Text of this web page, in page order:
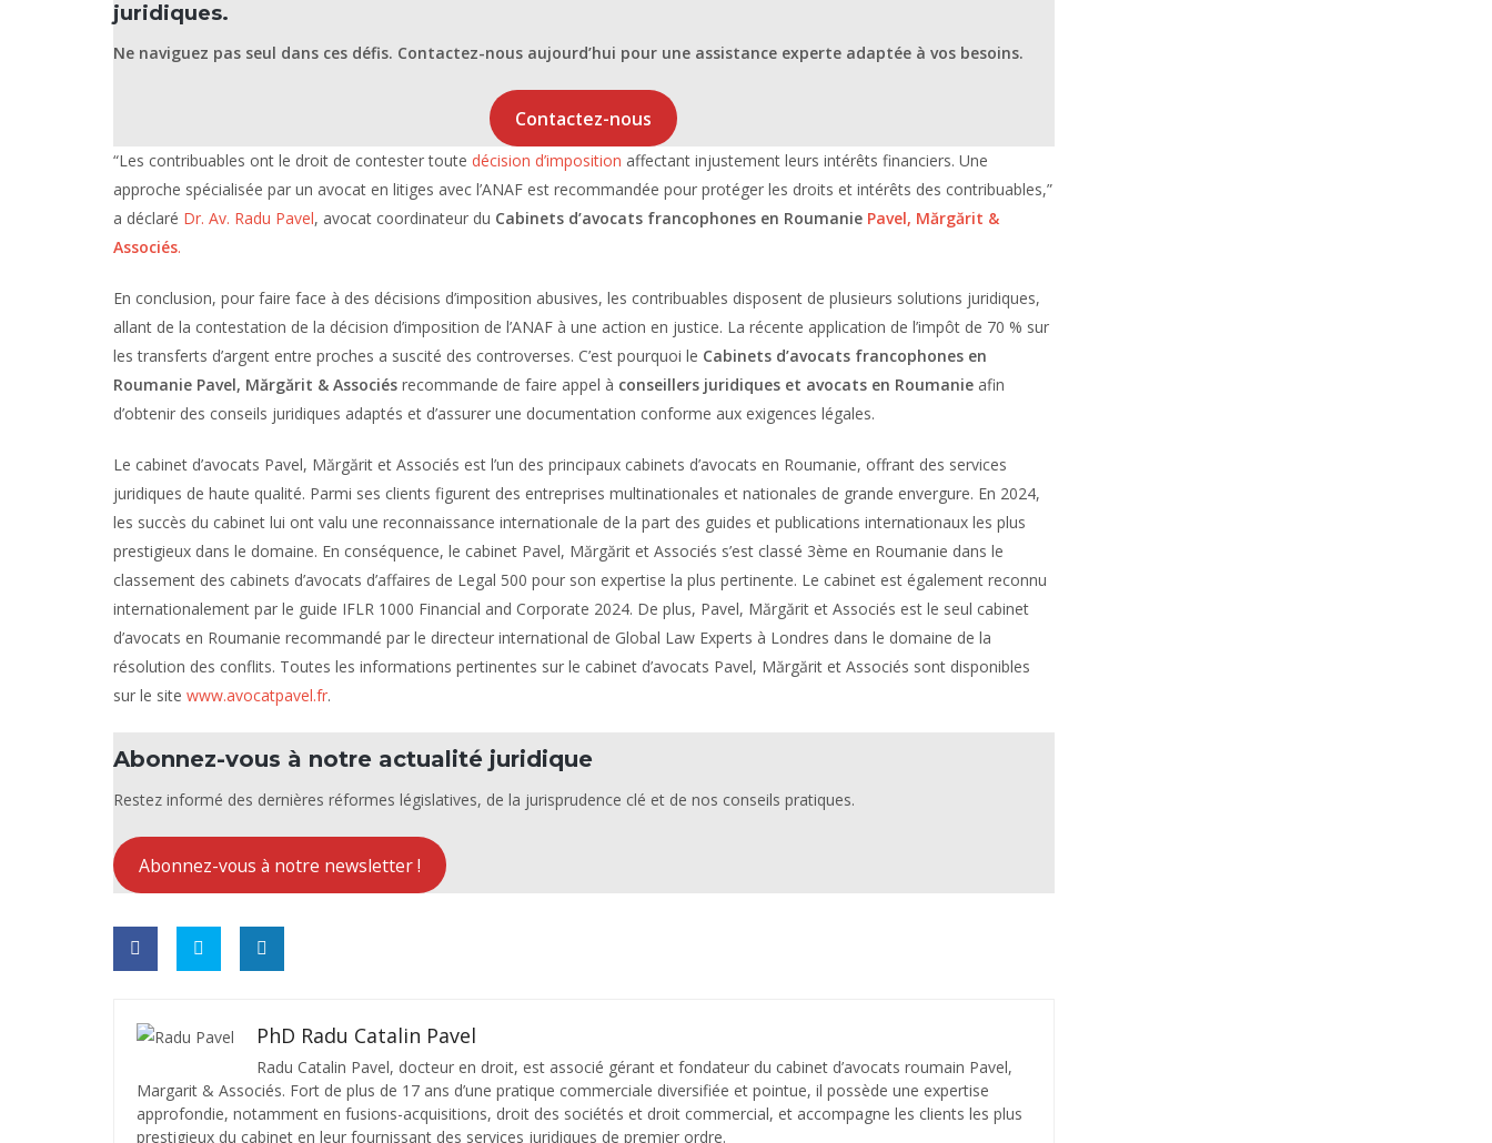
juridiques.
Ne naviguez pas seul dans ces défis. Contactez-nous aujourd’hui pour une assistance experte adaptée à vos besoins.
Contactez-nous
“Les contribuables ont le droit de contester toute décision d’imposition affectant injustement leurs intérêts financiers. Une
approche spécialisée par un avocat en litiges avec l’ANAF est recommandée pour protéger les droits et intérêts des contribuables,”
a déclaré Dr. Av. Radu Pavel, avocat coordinateur du Cabinets d’avocats francophones en Roumanie Pavel, Mărgărit &
Associés.
En conclusion, pour faire face à des décisions d’imposition abusives, les contribuables disposent de plusieurs solutions juridiques,
allant de la contestation de la décision d’imposition de l’ANAF à une action en justice. La récente application de l’impôt de 70 % sur
les transferts d’argent entre proches a suscité des controverses. C’est pourquoi le Cabinets d’avocats francophones en
Roumanie Pavel, Mărgărit & Associés recommande de faire appel à conseillers juridiques et avocats en Roumanie afin
d’obtenir des conseils juridiques adaptés et d’assurer une documentation conforme aux exigences légales.
Le cabinet d’avocats Pavel, Mărgărit et Associés est l’un des principaux cabinets d’avocats en Roumanie, offrant des services
juridiques de haute qualité. Parmi ses clients figurent des entreprises multinationales et nationales de grande envergure. En 2024,
les succès du cabinet lui ont valu une reconnaissance internationale de la part des guides et publications internationaux les plus
prestigieux dans le domaine. En conséquence, le cabinet Pavel, Mărgărit et Associés s’est classé 3ème en Roumanie dans le
classement des cabinets d’avocats d’affaires de Legal 500 pour son expertise la plus pertinente. Le cabinet est également reconnu
internationalement par le guide IFLR 1000 Financial and Corporate 2024. De plus, Pavel, Mărgărit et Associés est le seul cabinet
d’avocats en Roumanie recommandé par le directeur international de Global Law Experts à Londres dans le domaine de la
résolution des conflits. Toutes les informations pertinentes sur le cabinet d’avocats Pavel, Mărgărit et Associés sont disponibles
sur le site www.avocatpavel.fr.
Abonnez-vous à notre actualité juridique
Restez informé des dernières réformes législatives, de la jurisprudence clé et de nos conseils pratiques.
Abonnez-vous à notre newsletter !
PhD Radu Catalin Pavel
Radu Catalin Pavel, docteur en droit, est associé gérant et fondateur du cabinet d’avocats roumain Pavel,
Margarit & Associés. Fort de plus de 17 ans d’une pratique commerciale diversifiée et pointue, il possède une expertise
approfondie, notamment en fusions-acquisitions, droit des sociétés et droit commercial, et accompagne les clients les plus
prestigieux du cabinet en leur fournissant des services juridiques de premier ordre.